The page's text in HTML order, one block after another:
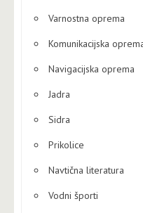
Varnostna oprema
Komunikacijska
Navigacijska oprema
Jadra
Sidra
Prikolice
Navtična literatura
Vodni športi